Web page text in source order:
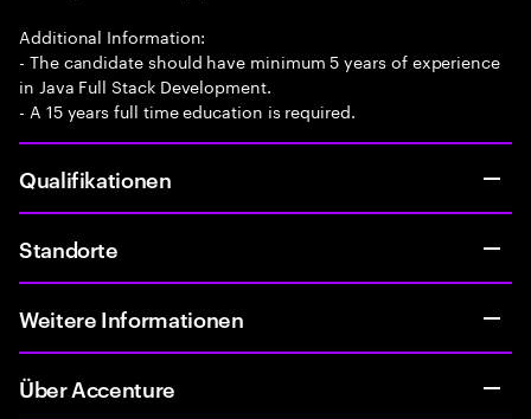
Additional Information:
- The candidate should have minimum 5 years of experience
in Java Full Stack Development.
- A 15 years full time education is required.
Qualifikationen
Standorte
Weitere Informationen
Über Accenture